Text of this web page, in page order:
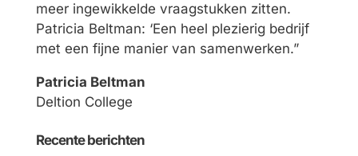
meer ingewikkelde vraagstukken zitten.
Patricia Beltman: ‘Een heel plezierig bedrijf
met een fijne manier van samenwerken.”
Patricia Beltman
Deltion College
Recente berichten